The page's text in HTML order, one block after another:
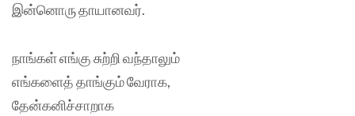
இன்னொரு தாயானவர்.
நாங்கள் எங்கு சுற்றி வந்தாலும்
எங்களைத் தாங்கும் வேராக,
தேன்கனிச்சாறாக